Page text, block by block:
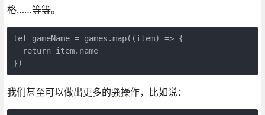
格……等等。
let gameName = games.map((item) => {
  return item.name
我们甚至可以做出更多的骚操作，比如说：